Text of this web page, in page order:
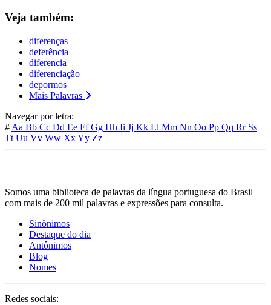
Veja também:
diferenças
deferência
diferencia
diferenciação
depormos
Mais Palavras
Navegar por letra:
# Aa Bb Cc Dd Ee FfGg Hh Ii Jj Kk Ll Mm Nn Oo Pp Qq Rr Ss
Tt Uu Vv Ww XxYy Zz
Somos uma biblioteca de palavras da língua portuguesa do Brasil
com mais de 200 mil palavras e expressões para consulta.
Sinônimos
Destaque do dia
Antônimos
Blog
Nomes
Redes sociais: